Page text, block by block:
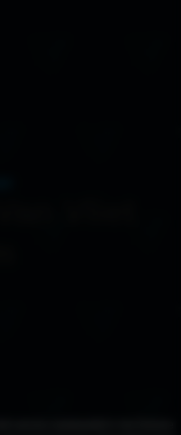
service autobedrijf in het Groene